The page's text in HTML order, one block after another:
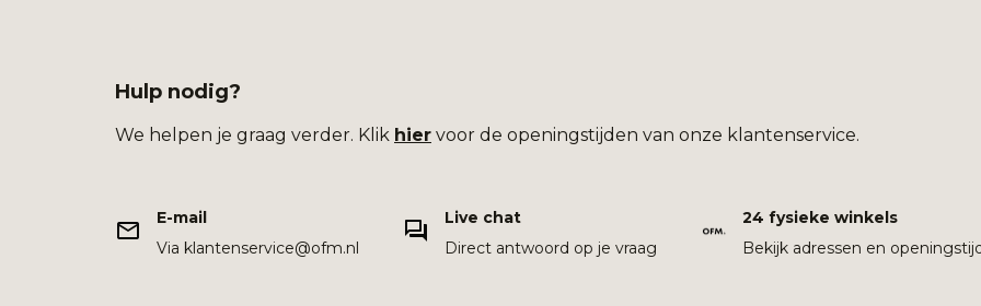
Hulp nodig?
We helpen je graag verder. Klik hier voor de openingstijden van onze klantenservice.
E-mail
Via klantenservice@ofm.nl
Live chat
Direct antwoord op je vraag
24 fysieke winkels
Bekijk adressen en